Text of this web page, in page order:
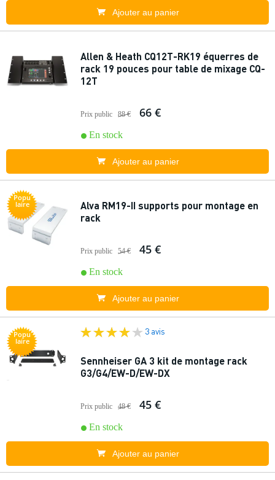
Ajouter au panier
Allen & Heath CQ12T-RK19 équerres de
rack 19 pouces pour table de mixage CQ-
12T
Prix public 88 € 66 €
En stock
Ajouter au panier
Popu
laire
Alva RM19-II supports pour montage en
rack
Prix public 54 € 45 €
En stock
Ajouter au panier
Popu
laire
3 avis
Sennheiser GA 3 kit de montage rack
G3/G4/EW-D/EW-DX
Prix public 48 € 45 €
En stock
Ajouter au panier